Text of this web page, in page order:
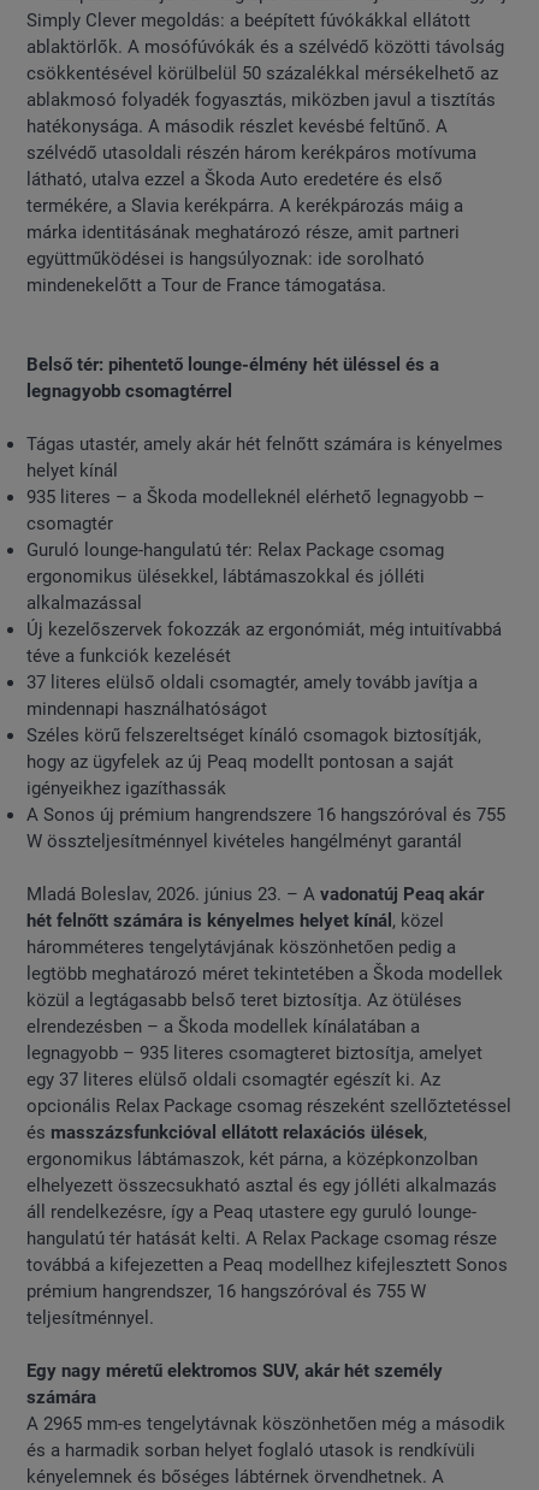
Simply Clever megoldás: a beépített fúvókákkal ellátott
ablaktörlők. A mosófúvókák és a szélvédő közötti távolság
csökkentésével körülbelül 50 százalékkal mérsékelhető az
ablakmosó folyadék fogyasztás, miközben javul a tisztítás
hatékonysága. A második részlet kevésbé feltűnő. A
szélvédő utasoldali részén három kerékpáros motívuma
látható, utalva ezzel a Škoda Auto eredetére és első
termékére, a Slavia kerékpárra. A kerékpározás máig a
márka identitásának meghatározó része, amit partneri
együttműködései is hangsúlyoznak: ide sorolható
mindenekelőtt a Tour de France támogatása.
Belső tér: pihentető lounge-élmény hét üléssel és a
legnagyobb csomagtérrel
Tágas utastér, amely akár hét felnőtt számára is kényelmes
helyet kínál
935 literes – a Škoda modelleknél elérhető legnagyobb –
csomagtér
Guruló lounge-hangulatú tér: Relax Package csomag
ergonomikus ülésekkel, lábtámaszokkal és jólléti
alkalmazással
Új kezelőszervek fokozzák az ergonómiát, még intuitívabbá
téve a funkciók kezelését
37 literes elülső oldali csomagtér, amely tovább javítja a
mindennapi használhatóságot
Széles körű felszereltséget kínáló csomagok biztosítják,
hogy az ügyfelek az új Peaq modellt pontosan a saját
igényeikhez igazíthassák
A Sonos új prémium hangrendszere 16 hangszóróval és 755
W összteljesítménnyel kivételes hangélményt garantál
Mladá Boleslav, 2026. június 23. – Avadonatúj Peaq akár
hét felnőtt számára is kényelmes helyet kínál , közel
háromméteres tengelytávjának köszönhetően pedig a
legtöbb meghatározó méret tekintetében a Škoda modellek
közül a legtágasabb belső teret biztosítja. Az ötüléses
elrendezésben – a Škoda modellek kínálatában a
legnagyobb – 935 literes csomagteret biztosítja, amelyet
egy 37 literes elülső oldali csomagtér egészít ki. Az
opcionális Relax Package csomag részeként szellőztetéssel
és masszázsfunkcióval ellátott relaxációs ülések,
ergonomikus lábtámaszok, két párna, a középkonzolban
elhelyezett összecsukható asztal és egy jólléti alkalmazás
áll rendelkezésre, így a Peaq utastere egy guruló lounge-
hangulatú tér hatását kelti. A Relax Package csomag része
továbbá a kifejezetten a Peaq modellhez kifejlesztett Sonos
prémium hangrendszer, 16 hangszóróval és 755 W
teljesítménnyel.
Egy nagy méretű elektromos SUV, akár hét személy
számára
A 2965 mm-es tengelytávnak köszönhetően még a második
és a harmadik sorban helyet foglaló utasok is rendkívüli
kényelemnek és bőséges lábtérnek örvendhetnek. A